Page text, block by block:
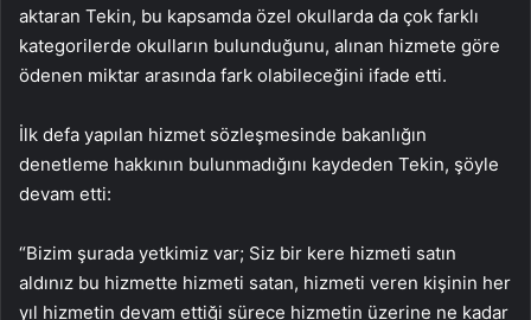
aktaran Tekin, bu kapsamda özel okullarda da çok farklı
kategorilerde okulların bulunduğunu, alınan hizmete göre
ödenen miktar arasında fark olabileceğini ifade etti.
İlk defa yapılan hizmet sözleşmesinde bakanlığın
denetleme hakkının bulunmadığını kaydeden Tekin, şöyle
devam etti:
“Bizim şurada yetkimiz var; Siz bir kere hizmeti satın
aldınız bu hizmette hizmeti satan, hizmeti veren kişinin her
yıl hizmetin devam ettiği sürece hizmetin üzerine ne kadar